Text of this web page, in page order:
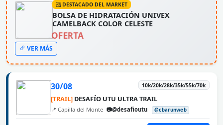
DESTACADO DEL MARKET
BOLSA DE HIDRATACIÓN UNIVEX
CAMELBACK COLOR CELESTE
OFERTA
VER MÁS
30/08 10k/20k/28k/35k/55k/70k
[TRAIL] DESAFÍO UTU ULTRA TRAIL
📍 Capilla del Monte 📷@desafioutu @cbarunweb